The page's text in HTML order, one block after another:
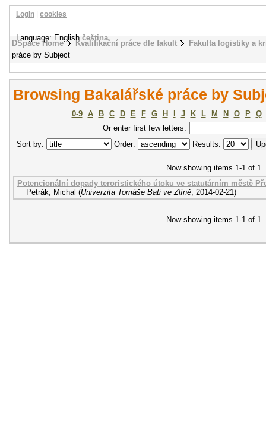
DSpace Home Kvalifikační práce dle fakult
Fakulta logistiky a
práce by Subject
Login cookies
Language: Englishčeština
Browsing Bakalářské práce by
0-9 A B C D E F G H J K L M N O P
Q
Or enter first few letters:
Sort by:
Order: Results:
Now showing items 1-1 of 1
Potencionální dopady teroristického útoku ve statutárním městě
Petrák, Michal (Univerzita Tomáše Bati ve Zlíně, 2014-02-21)
Now showing items 1-1 of 1